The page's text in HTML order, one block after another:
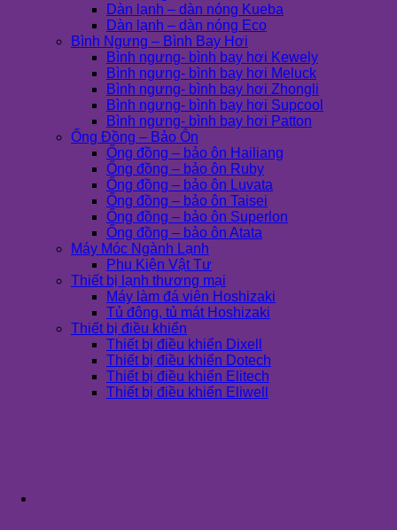
Dàn lạnh – dàn nóng Kueba
Dàn lạnh – dàn nóng Eco
Bình Ngưng – Bình Bay Hơi
Bình ngưng- bình bay hơi Kewely
Bình ngưng- bình bay hơi Meluck
Bình ngưng- bình bay hơi Zhongli
Bình ngưng- bình bay hơi Supcool
Bình ngưng- bình bay hơi Patton
Ống Đồng – Bảo Ôn
Ống đồng – bảo ôn Hailiang
Ống đồng – bảo ôn Ruby
Ống đồng – bảo ôn Luvata
Ống đồng – bảo ôn Taisei
Ống đồng – bảo ôn Superlon
Ống đồng – bảo ôn Atata
Máy Móc Ngành Lạnh
Phụ Kiện Vật Tư
Thiết bị lạnh thương mại
Máy làm đá viên Hoshizaki
Tủ đông, tủ mát Hoshizaki
Thiết bị điều khiển
Thiết bị điều khiển Dixell
Thiết bị điều khiển Dotech
Thiết bị điều khiển Elitech
Thiết bị điều khiển Eliwell